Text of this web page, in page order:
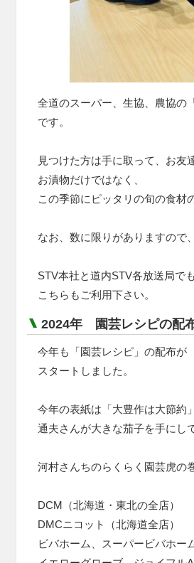
全道のスーパー、生協、農協の
です。
見つけた方は手に取って、お友
お漬物だけではなく、
この季節にピッタリの旬の食材
なお、数に限りがありますので
STV本社と道内STV各放送局で
こちらもご利用下さい。
2024年 園芸レシピの配
今年も「園芸レシピ」の配布が
スタートしました。
今年の表紙は「大豊作は大節約
通夫さんが大きな茄子を手にし
河村さんちのらくらく園芸虎の
DCM（北海道・東北の全店）
DMCニコット（北海道全店）
ビバホーム、スーパービバホー